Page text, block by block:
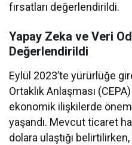
fırsatları değerlendirildi.
Yapay Zeka ve Veri
Değerlendirildi
Eylül 2023’te yürürlüğe
Ortaklık Anlaşması
ekonomik ilişkilerde
yaşandı. Mevcut ticaret
dolara ulaştığı